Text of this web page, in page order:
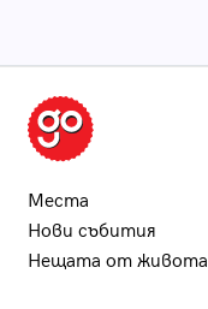
Места
Нови събития
Нещата от живота